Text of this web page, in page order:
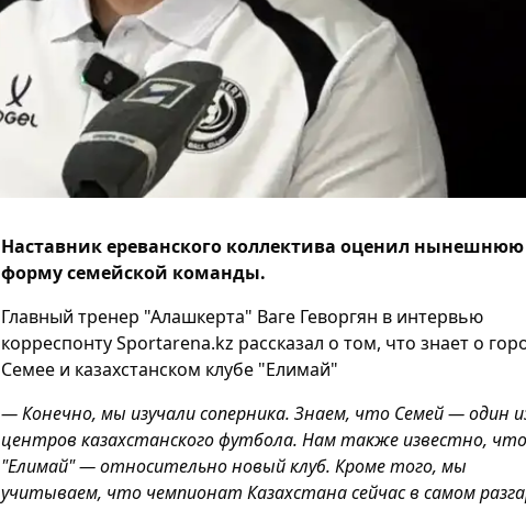
Наставник ереванского коллектива оценил нынешнюю
форму семейской команды.
Главный тренер "Алашкерта" Ваге Геворгян в интервью
корреспонту Sportarena.kz рассказал о том, что знает о
Семее и казахстанском клубе "Елимай"
— Конечно, мы изучали соперника. Знаем, что Семей — один
центров казахстанского футбола. Нам также известно, что
"Елимай" — относительно новый клуб. Кроме того, мы
учитываем, что чемпионат Казахстана сейчас в самом